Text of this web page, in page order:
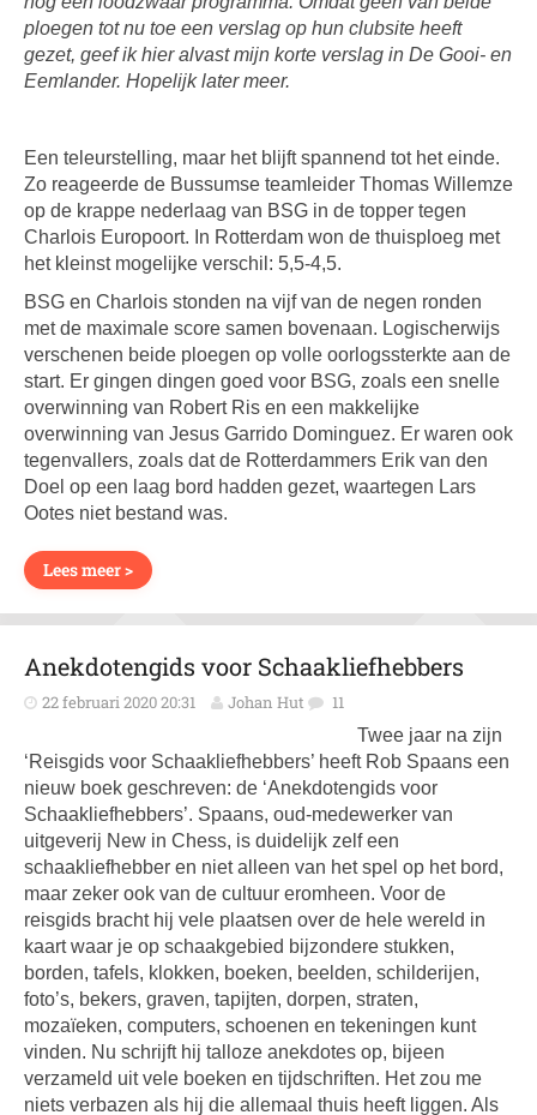
ploegen tot nu toe een verslag op hun clubsite heeft
gezet, geef ik hier alvast mijn korte verslag in De Gooi- en
Eemlander. Hopelijk later meer.
Een teleurstelling, maar het blijft spannend tot het einde.
Zo reageerde de Bussumse teamleider Thomas Willemze
op de krappe nederlaag van BSG in de topper tegen
Charlois Europoort. In Rotterdam won de thuisploeg met
het kleinst mogelijke verschil: 5,5-4,5.
BSG en Charlois stonden na vijf van de negen ronden
met de maximale score samen bovenaan. Logischerwijs
verschenen beide ploegen op volle oorlogssterkte aan de
start. Er gingen dingen goed voor BSG, zoals een snelle
overwinning van Robert Ris en een makkelijke
overwinning van Jesus Garrido Dominguez. Er waren ook
tegenvallers, zoals dat de Rotterdammers Erik van den
Doel op een laag bord hadden gezet, waartegen Lars
Ootes niet bestand was.
Lees meer >
Anekdotengids voor Schaakliefhebbers
22 februari 2020 20:31 Johan Hut 11
Twee jaar na zijn
‘Reisgids voor Schaakliefhebbers’ heeft Rob Spaans een
nieuw boek geschreven: de ‘Anekdotengids voor
Schaakliefhebbers’. Spaans, oud-medewerker van
uitgeverij New in Chess, is duidelijk zelf een
schaakliefhebber en niet alleen van het spel op het bord,
maar zeker ook van de cultuur eromheen. Voor de
reisgids bracht hij vele plaatsen over de hele wereld in
kaart waar je op schaakgebied bijzondere stukken,
borden, tafels, klokken, boeken, beelden, schilderijen,
foto’s, bekers, graven, tapijten, dorpen, straten,
mozaïeken, computers, schoenen en tekeningen kunt
vinden. Nu schrijft hij talloze anekdotes op, bijeen
verzameld uit vele boeken en tijdschriften. Het zou me
niets verbazen als hij die allemaal thuis heeft liggen. Als